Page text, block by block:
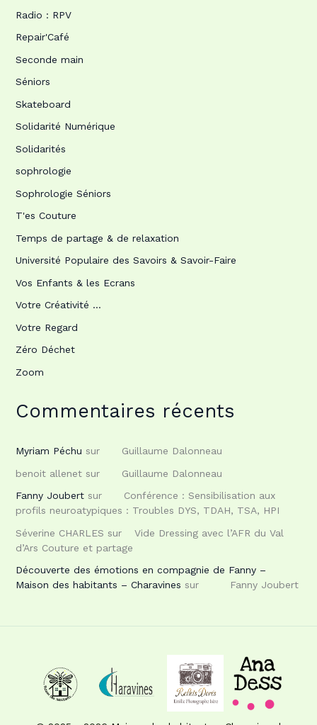
Radio : RPV
Repair'Café
Seconde main
Séniors
Skateboard
Solidarité Numérique
Solidarités
sophrologie
Sophrologie Séniors
T'es Couture
Temps de partage & de relaxation
Université Populaire des Savoirs & Savoir-Faire
Vos Enfants & les Ecrans
Votre Créativité …
Votre Regard
Zéro Déchet
Zoom
Commentaires récents
Myriam Péchu sur
Guillaume Dalonneau
benoit allenetsur
Guillaume Dalonneau
Fanny Joubertsur
Conférence : Sensibilisation aux
profils neuroatypiques : Troubles DYS, TDAH, TSA, HPI
Séverine CHARLES sur
Vide Dressing avec l’AFR du Val
d’Ars Couture et partage
Découverte des émotions en compagnie de Fanny –
Maison des habitants – Charavines sur Fanny Joubert